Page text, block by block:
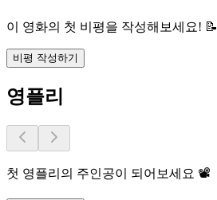
이 영화의 첫 비평을 작성해보세요! 📝
비평 작성하기
영플리
첫 영플리의 주인공이 되어보세요 📽️